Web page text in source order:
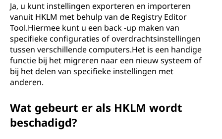
Ja, u kunt instellingen exporteren en importeren
vanuit HKLM met behulp van de Registry Editor
Tool.Hiermee kunt u een back -up maken van
specifieke configuraties of overdrachtsinstellingen
tussen verschillende computers.Het is een handige
functie bij het migreren naar een nieuw systeem of
bij het delen van specifieke instellingen met
anderen.
Wat gebeurt er als HKLM wordt
beschadigd?